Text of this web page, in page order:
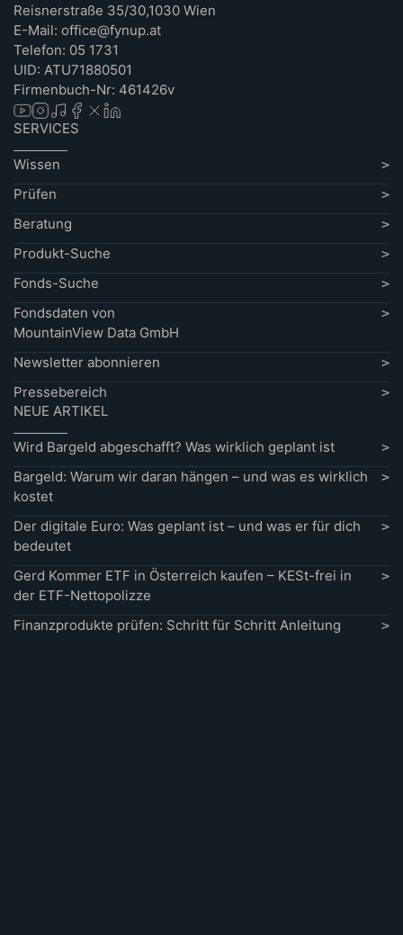
Reisnerstraße 35/30,1030 Wien
E-Mail: office@fynup.at
Telefon: 05 1731
UID: ATU71880501
Firmenbuch-Nr: 461426v
SERVICES
Wissen
Prüfen
Beratung
Produkt-Suche
Fonds-Suche
Fondsdaten von
MountainView Data GmbH
Newsletter abonnieren
Pressebereich
NEUE ARTIKEL
Wird Bargeld abgeschafft? Was wirklich geplant ist
Bargeld: Warum wir daran hängen – und was es wirklich
kostet
Der digitale Euro: Was geplant ist – und was er für dich
bedeutet
Gerd Kommer ETF in Österreich kaufen – KESt-frei in
der ETF-Nettopolizze
Finanzprodukte prüfen: Schritt für Schritt Anleitung